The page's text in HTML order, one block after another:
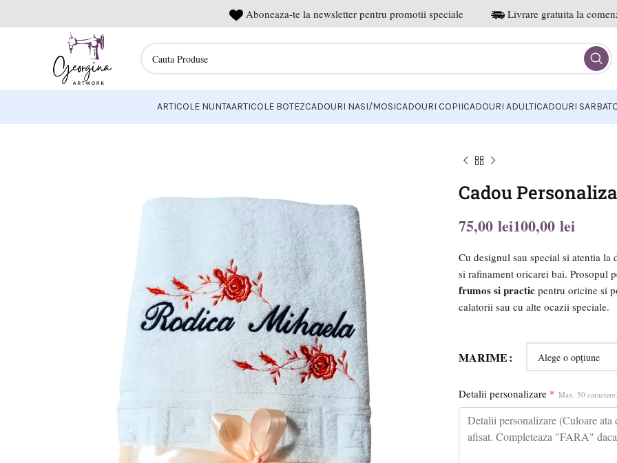
Aboneaza-te la newsletter pentru promotii speciale Livrare gratuita la
ARTICOLE NUNTAARTICOLE BOTEZCADOURI NASI/MOSICADOURI COPIICADOURI ADULTICADOURI
Cadou
lei lei
Cu designul sau special si atentia la
si rafinament oricarei bai. Prosopul
frumos si practic pentru oricine si
calatorii sau cu alte ocazii speciale.
MARIME
Detalii personalizare * Max. 50